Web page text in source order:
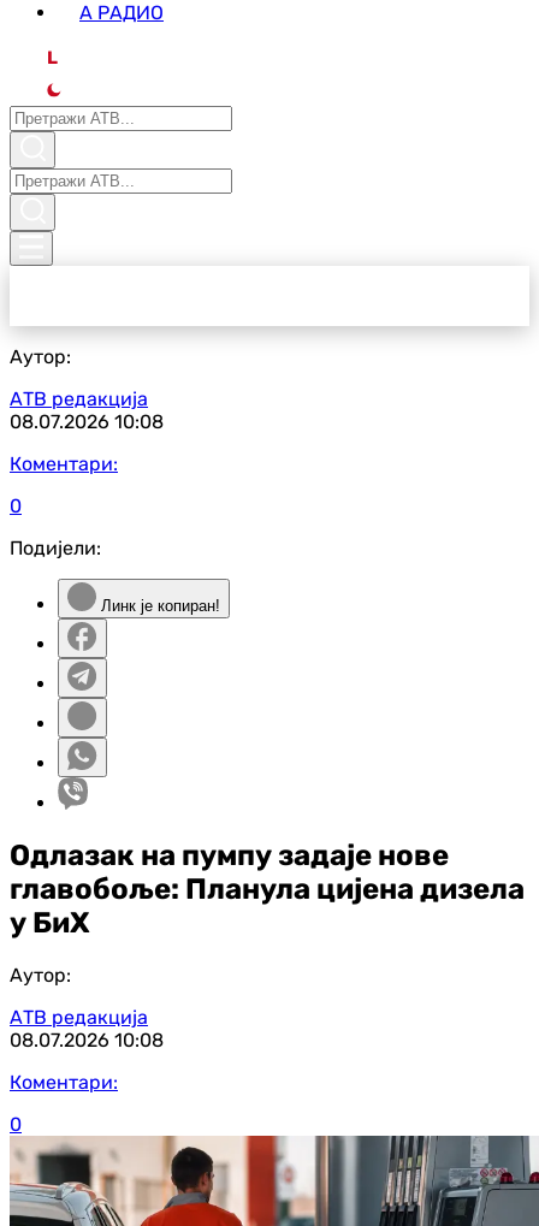
А РАДИО
L
Аутор:
АТВ редакција
08.07.2026 10:08
Коментари:
0
Подијели:
Линк је копиран!
Одлазак на пумпу задаје нове
главобоље: Планула цијена дизела
у БиХ
Аутор:
АТВ редакција
08.07.2026 10:08
Коментари:
0